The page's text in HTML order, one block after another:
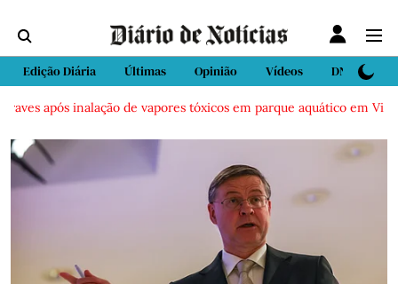
Edição Diária Últimas Opinião Vídeos DN Sport
após inalação de vapores tóxicos em parque aquático em Vieira